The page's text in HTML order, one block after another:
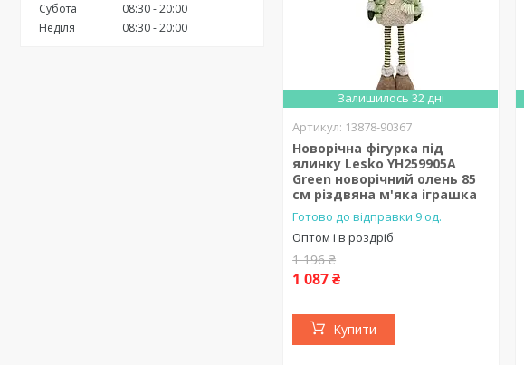
Субота
08:30 20:00
Неділя
08:30 20:00
Залишилось 32 дні
13878-90367
Новорічна фігурка під
ялинку Lesko YH259905A
Green новорічний олень 85
см різдвяна м'яка іграшка
Готово до відправки 9 од.
Оптом і в роздріб
1 196 ₴
1 087 ₴
Купити